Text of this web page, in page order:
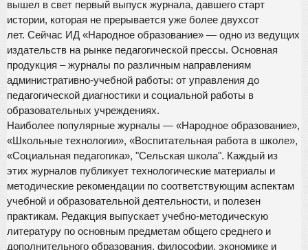
вышел в свет первый выпуск журнала, давшего старт
истории, которая не прерывается уже более двухсот
лет. Сейчас ИД «Народное образование» — одно из ведущих
издательств на рынке педагогической прессы. Основная
продукция – журналы по различным направлениям
административно-учебной работы: от управления до
педагогической диагностики и социальной работы в
образовательных учреждениях.
Наиболее популярные журналы — «Народное образование»,
«Школьные технологии», «Воспитательная работа в школе»,
«Социальная педагогика», "Сельская школа". Каждый из
этих журналов публикует технологические материалы и
методические рекомендации по соответствующим аспектам
учебной и образовательной деятельности, и полезен
практикам. Редакция выпускает учебно-методическую
литературу по основным предметам общего среднего и
дополнительного образования, философии, экономике и